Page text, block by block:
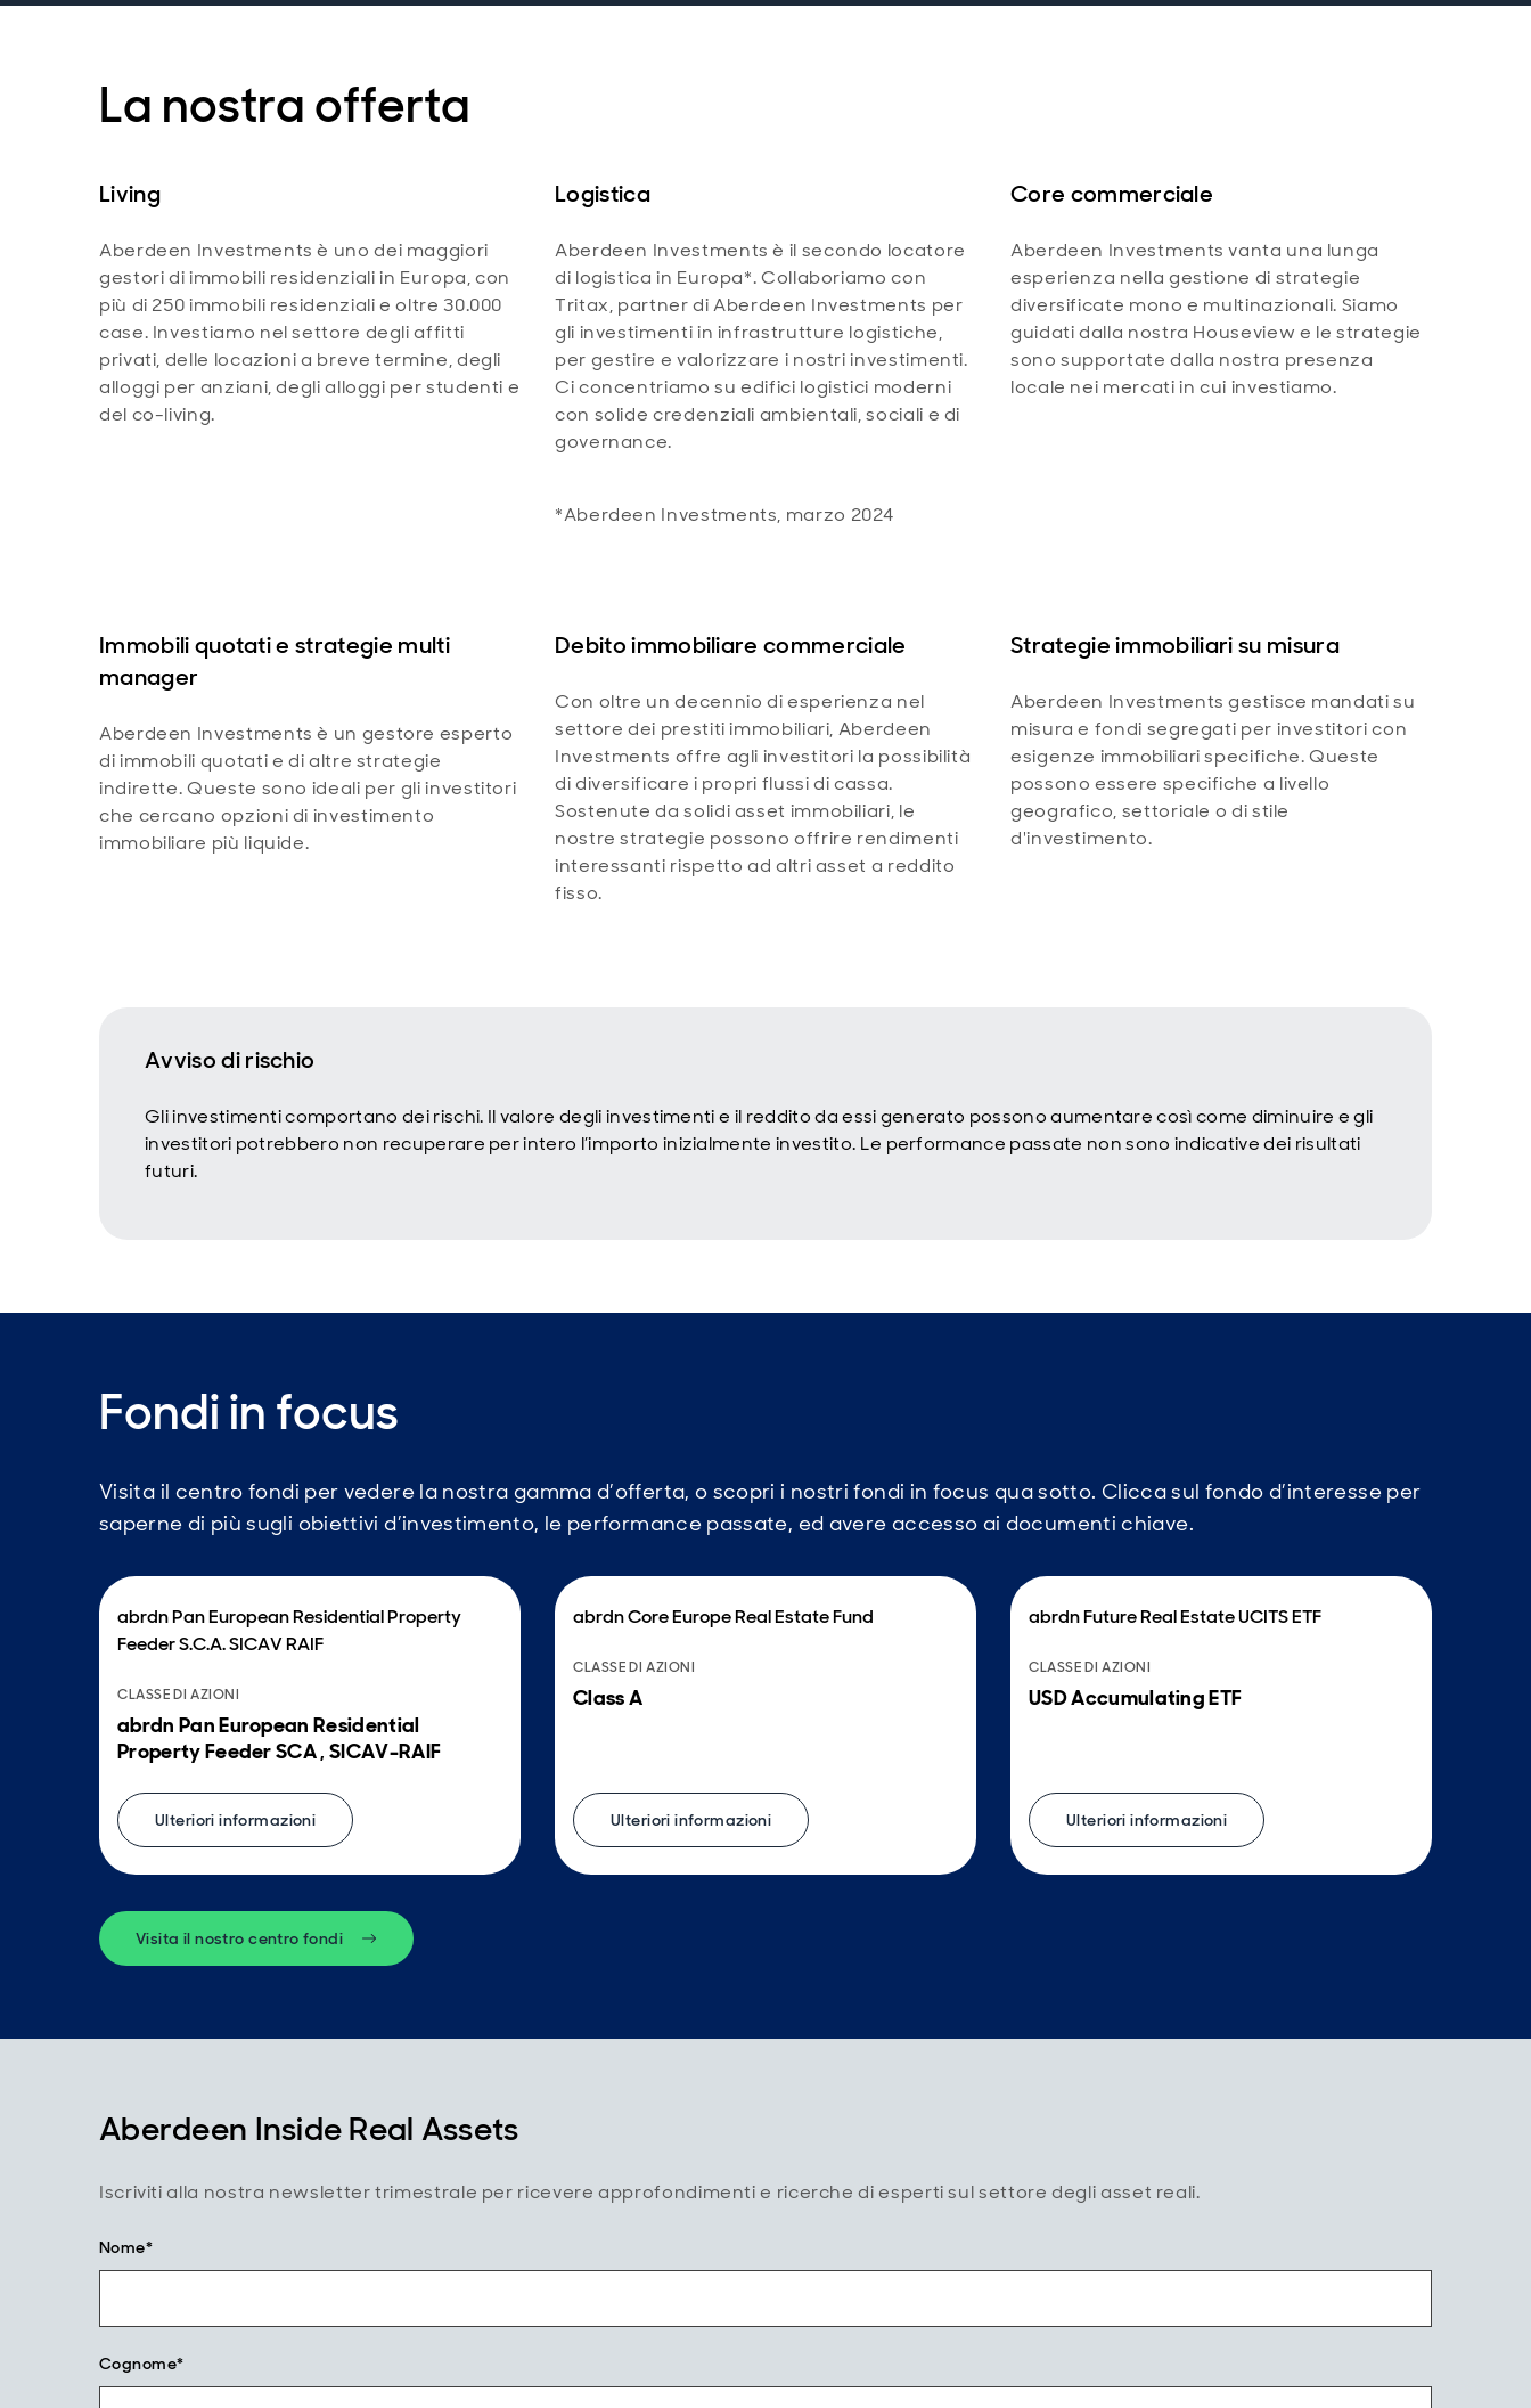
La nostra offerta
Living
Aberdeen Investments è uno dei maggiori
gestori di immobili residenziali in Europa, con
più di 250 immobili residenziali e oltre 30.000
case. Investiamo nel settore degli affitti
privati, delle locazioni a breve termine, degli
alloggi per anziani, degli alloggi per studenti e
del co-living.
Logistica
Aberdeen Investments è il secondo locatore
di logistica in Europa*. Collaboriamo con
Tritax, partner di Aberdeen Investments per
gli investimenti in infrastrutture logistiche,
per gestire e valorizzare i nostri investimenti.
Ci concentriamo su edifici logistici moderni
con solide credenziali ambientali, sociali e di
governance.
*Aberdeen Investments, marzo 2024
Core commerciale
Aberdeen Investments vanta una lunga
esperienza nella gestione di strategie
diversificate mono e multinazionali. Siamo
guidati dalla nostra Houseview e le strategie
sono supportate dalla nostra presenza
locale nei mercati in cui investiamo.
Immobili quotati e strategie multi
manager
Aberdeen Investments è un gestore esperto
di immobili quotati e di altre strategie
indirette. Queste sono ideali per gli investitori
che cercano opzioni di investimento
immobiliare più liquide.
Debito immobiliare commerciale
Con oltre un decennio di esperienza nel
settore dei prestiti immobiliari, Aberdeen
Investments offre agli investitori la possibilità
di diversificare i propri flussi di cassa.
Sostenute da solidi asset immobiliari, le
nostre strategie possono offrire rendimenti
interessanti rispetto ad altri asset a reddito
fisso.
Strategie immobiliari su misura
Aberdeen Investments gestisce mandati su
misura e fondi segregati per investitori con
esigenze immobiliari specifiche. Queste
possono essere specifiche a livello
geografico, settoriale o di stile
d'investimento.
Avviso di rischio
Gli investimenti comportano dei rischi. Il valore degli investimenti e il reddito da essi generato possono aumentare così come diminuire e gli
investitori potrebbero non recuperare per intero l’importo inizialmente investito. Le performance passate non sono indicative dei risultati
futuri.
Fondi in focus
Visita il centro fondi per vedere la nostra gamma d’offerta, o scopri i nostri fondi in focus qua sotto. Clicca sul fondo d’interesse per
saperne di più sugli obiettivi d’investimento, le performance passate, ed avere accesso ai documenti chiave.
abrdn Pan European Residential Property
Feeder S.C.A. SICAV RAIF
CLASSE DI AZIONI
abrdn Pan European Residential
Property Feeder SCA , SICAV-RAIF
Ulteriori informazioni
abrdn Core Europe Real Estate Fund
CLASSE DI AZIONI
Class A
Ulteriori informazioni
abrdn Future Real Estate UCITS ETF
CLASSE DI AZIONI
USD Accumulating ETF
Ulteriori informazioni
Visita il nostro centro fondi
Aberdeen Inside Real Assets
Iscriviti alla nostra newsletter trimestrale per ricevere approfondimenti e ricerche di esperti sul settore degli asset reali.
Nome*
Cognome*